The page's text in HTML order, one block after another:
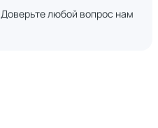
Доверьте любой вопрос нам